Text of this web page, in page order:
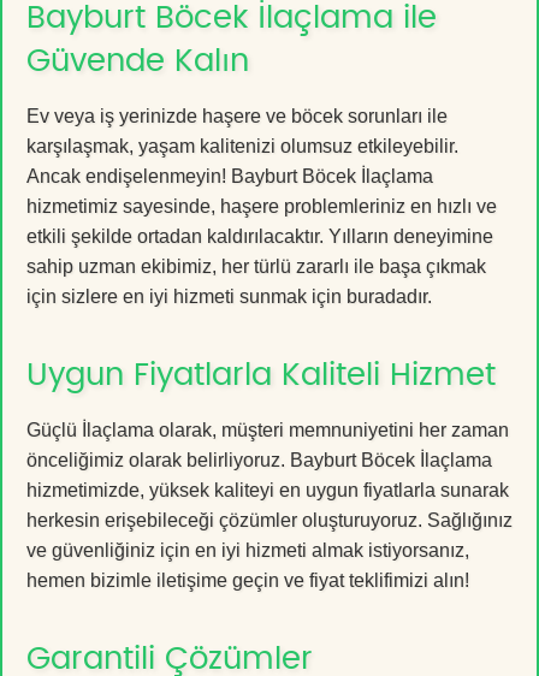
Bayburt Böcek İlaçlama ile
Güvende Kalın
Ev veya iş yerinizde haşere ve böcek sorunları ile
karşılaşmak, yaşam kalitenizi olumsuz etkileyebilir.
Ancak endişelenmeyin! Bayburt Böcek İlaçlama
hizmetimiz sayesinde, haşere problemleriniz en hızlı ve
etkili şekilde ortadan kaldırılacaktır. Yılların deneyimine
sahip uzman ekibimiz, her türlü zararlı ile başa çıkmak
için sizlere en iyi hizmeti sunmak için buradadır.
Uygun Fiyatlarla Kaliteli Hizmet
Güçlü İlaçlama olarak, müşteri memnuniyetini her zaman
önceliğimiz olarak belirliyoruz. Bayburt Böcek İlaçlama
hizmetimizde, yüksek kaliteyi en uygun fiyatlarla sunarak
herkesin erişebileceği çözümler oluşturuyoruz. Sağlığınız
ve güvenliğiniz için en iyi hizmeti almak istiyorsanız,
hemen bizimle iletişime geçin ve fiyat teklifimizi alın!
Garantili Çözümler